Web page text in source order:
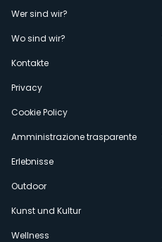
Menù
secondario
Wer sind wir?
Wo sind wir?
Kontakte
Privacy
Cookie Policy
Amministrazione trasparente
Erlebnisse
Outdoor
Kunst und Kultur
Wellness